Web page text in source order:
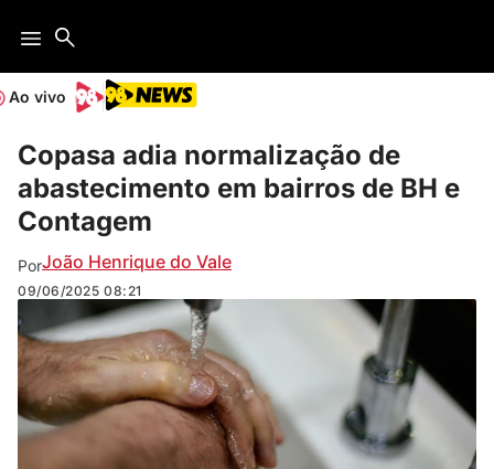
Ao vivo
Copasa adia normalização de
abastecimento em bairros de BH e
Contagem
PorJoão Henrique do Vale
09/06/2025 08:21